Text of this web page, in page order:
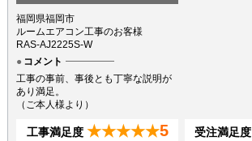
福岡県福岡市
ルームエアコン工事のお客様
RAS-AJ2225S-W
コメント
工事の事前、事後とも丁寧な説明が
あり満足。
（ご本人様より）
工事満足度 ★★★★★5 受注満足度